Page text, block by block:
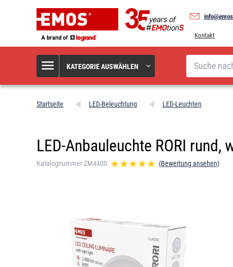
Kontakt
KATEGORIE AUSWÄHLEN
Suche
Startseite LED-Beleuchtung LED-Leuchten
LED-Anbauleuchte RORI
Katalognummer ZM4400 (Bewertung ansehen)